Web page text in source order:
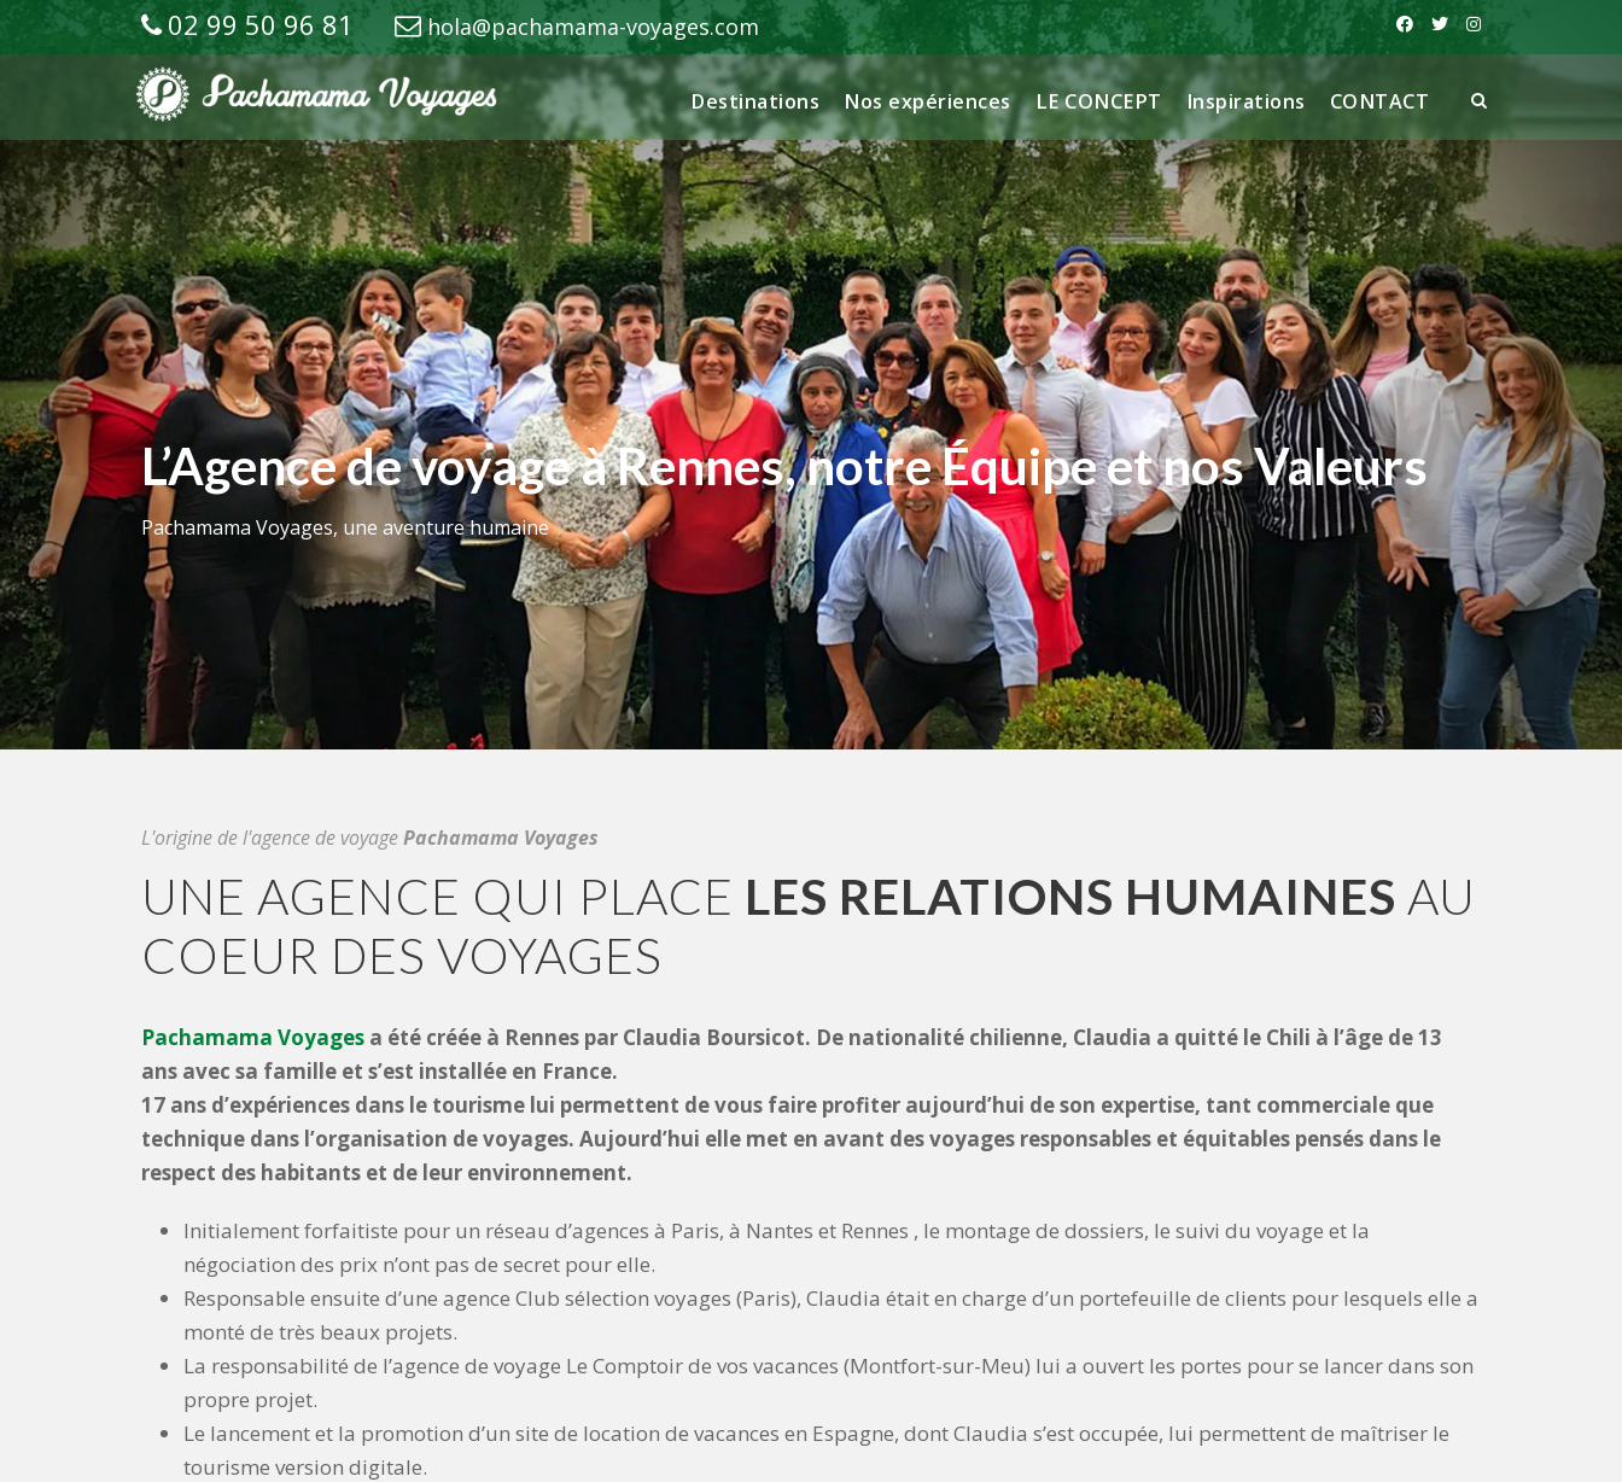
02 99 50 96 81 hola@pachamama-voyages.com
Destinations Nos expériences LE CONCEPT Inspirations CONTACT
L’Agence de voyage à Rennes, notre Équipe et nos Valeurs
Pachamama Voyages, une aventure humaine
L'origine de l'agence de voyagePachamama Voyages
UNE AGENCE QUI PLACE LES RELATIONS HUMAINES AU
COEUR DES VOYAGES
Pachamama Voyages a été créée à Rennes par Claudia Boursicot. De nationalité chilienne, Claudia a quitté le Chili à l’âge de 13
ans avec sa famille et s’est installée en France.
17 ans d’expériences dans le tourisme lui permettent de vous faire profiter aujourd’hui de son expertise, tant commerciale que
technique dans l’organisation de voyages. Aujourd’hui elle met en avant des voyages responsables et équitables pensés dans le
respect des habitants et de leur environnement.
Initialement forfaitiste pour un réseau d’agences à Paris, à Nantes et Rennes , le montage de dossiers, le suivi du voyage et la
négociation des prix n’ont pas de secret pour elle.
Responsable ensuite d’une agence Club sélection voyages (Paris), Claudia était en charge d’un portefeuille de clients pour lesquels elle a
monté de très beaux projets.
La responsabilité de l’agence de voyage Le Comptoir de vos vacances (Montfort-sur-Meu) lui a ouvert les portes pour se lancer dans son
propre projet.
Le lancement et la promotion d’un site de location de vacances en Espagne, dont Claudia s’est occupée, lui permettent de maîtriser le
tourisme version digitale.